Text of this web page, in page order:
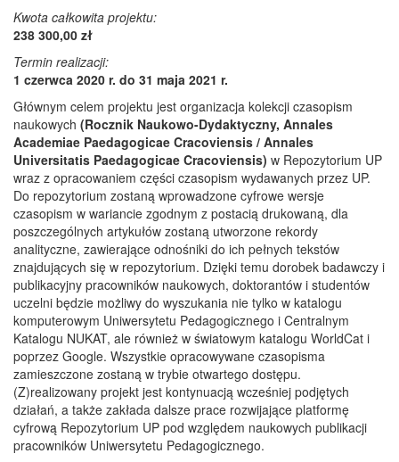
Kwota całkowita projektu:
238 300,00 zł
Termin realizacji:
1 czerwca 2020 r. do 31 maja 2021 r.
Głównym celem projektu jest organizacja kolekcji czasopism
naukowych (Rocznik Naukowo-Dydaktyczny, Annales
Academiae Paedagogicae Cracoviensis / Annales
Universitatis Paedagogicae Cracoviensis) w Repozytorium UP
wraz z opracowaniem części czasopism wydawanych przez UP.
Do repozytorium zostaną wprowadzone cyfrowe wersje
czasopism w wariancie zgodnym z postacią drukowaną, dla
poszczególnych artykułów zostaną utworzone rekordy
analityczne, zawierające odnośniki do ich pełnych tekstów
znajdujących się w repozytorium. Dzięki temu dorobek badawczy i
publikacyjny pracowników naukowych, doktorantów i studentów
uczelni będzie możliwy do wyszukania nie tylko w katalogu
komputerowym Uniwersytetu Pedagogicznego i Centralnym
Katalogu NUKAT, ale również w światowym katalogu WorldCat i
poprzez Google. Wszystkie opracowywane czasopisma
zamieszczone zostaną w trybie otwartego dostępu.
(Z)realizowany projekt jest kontynuacją wcześniej podjętych
działań, a także zakłada dalsze prace rozwijające platformę
cyfrową Repozytorium UP pod względem naukowych publikacji
pracowników Uniwersytetu Pedagogicznego.